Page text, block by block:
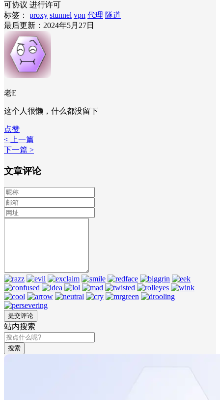
可协议 进行许可
标签：
proxy stunnel vpn 代理 隧道
最后更新：2024年5月27日
老E
这个人很懒，什么都没留下
点赞
< 上一篇
下一篇 >
文章评论
站内搜索
搜索